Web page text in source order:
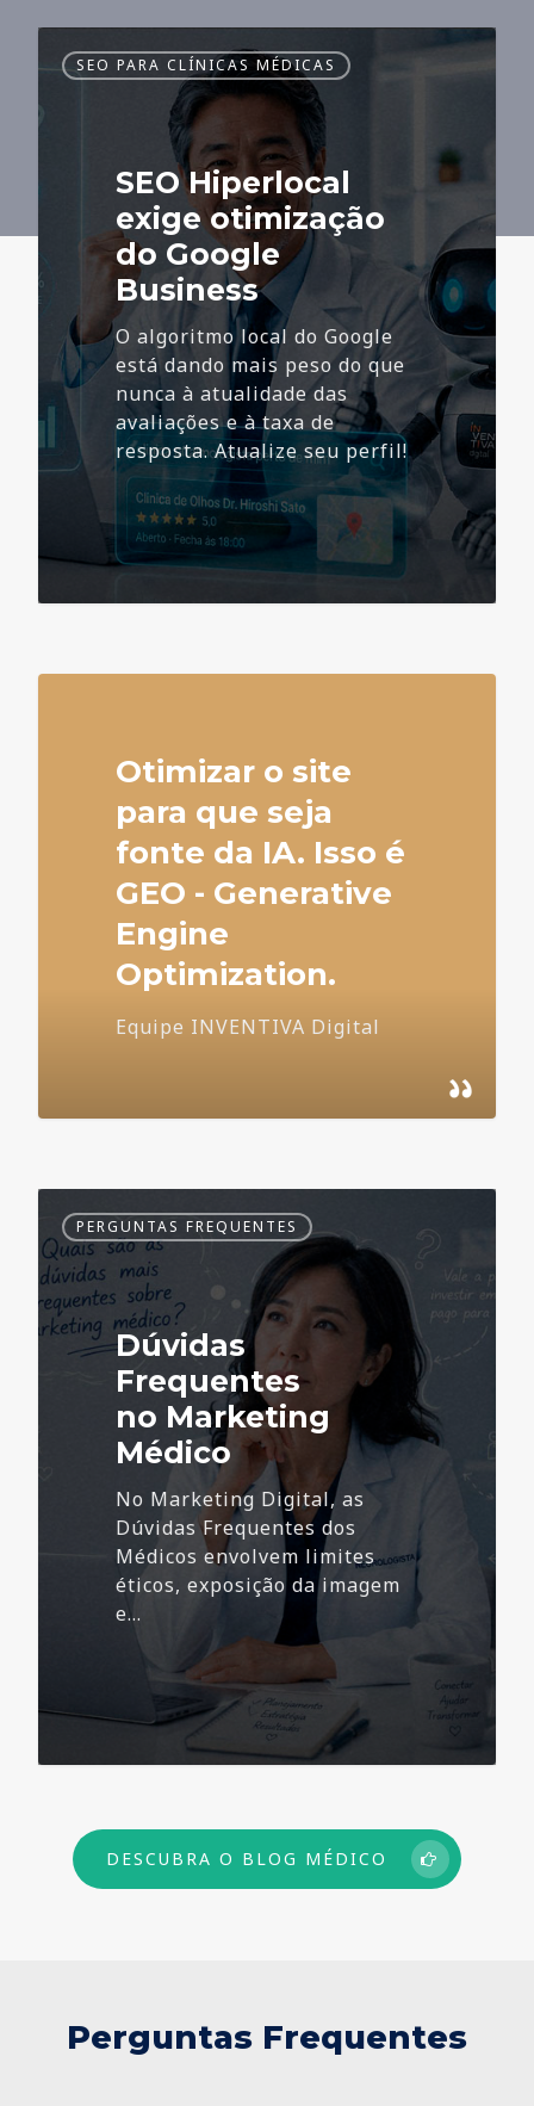
Hiperlocal
otimização
Business
SEO PARA CLÍNICAS MÉDICAS
SEO Hiperlocal
exige otimização
do Google
Business
O algoritmo local do Google
está dando mais peso do que
nunca à atualidade das
avaliações e à taxa de
resposta. Atualize seu perfil!
Otimizar o site
para que seja
fonte da IA. Isso é
GEO - Generative
Engine
Optimization.
Equipe INVENTIVA Digital
Frequentes
no
Marketing
Médico
PERGUNTAS FREQUENTES
Dúvidas
Frequentes
no Marketing
Médico
No Marketing Digital, as
Dúvidas Frequentes dos
Médicos envolvem limites
éticos, exposição da imagem
e…
DESCUBRA O BLOG MÉDICO
Perguntas Frequentes